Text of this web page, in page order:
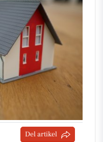
Del artikel